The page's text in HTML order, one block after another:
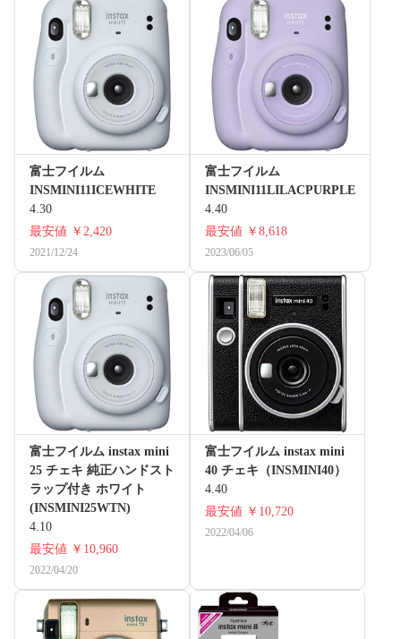
富士フイルム
INSMINI11ICEWHITE
4.30
最安値 ￥2,420
2021/12/24
富士フイルム
INSMINI11LILACPURPLE
4.40
最安値 ￥8,618
2023/06/05
富士フイルム instax mini
25 チェキ 純正ハンドスト
ラップ付き ホワイト
(INSMINI25WTN)
4.10
最安値 ￥10,960
2022/04/20
富士フイルム instax mini
40 チェキ（INSMINI40）
4.40
最安値 ￥10,720
2022/04/06